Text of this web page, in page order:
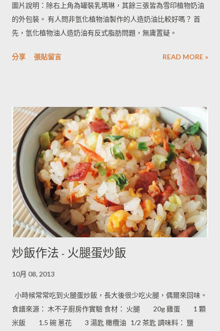
圖片說明：除右上角為罐裝乳瑪琳，其餘三張皆為雪印植物奶油
的外包裝。 有人問非氫化植物油製作的人造奶油比較好嗎？ 首
先，氫化植物油人造奶油有反式脂肪問題，無庸置疑。
分享 張貼留言 READ MORE »
炒飯作法 - 火腿蛋炒飯
10月 08, 2013
小時候常常吃到火腿蛋炒飯，長大後很少吃火腿，偶爾來回味。
食譜來源： 木不子廚房作實驗 食材： 火腿 20g 雞蛋 1 顆
米飯 1.5 碗 蔥花 3 湯匙 橄欖油 1/2 茶匙 調味料： 鹽